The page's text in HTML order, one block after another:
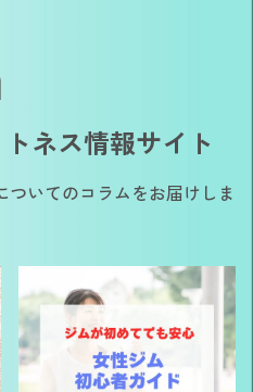
ネス情報サイト
いてのコラムをお届けしま